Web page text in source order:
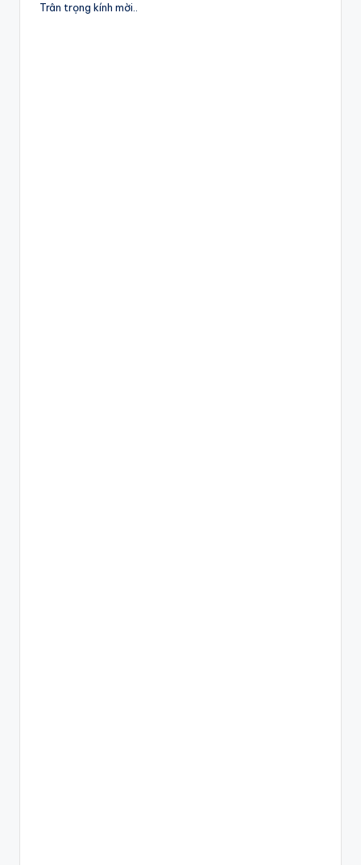
Trân trọng kính mời..